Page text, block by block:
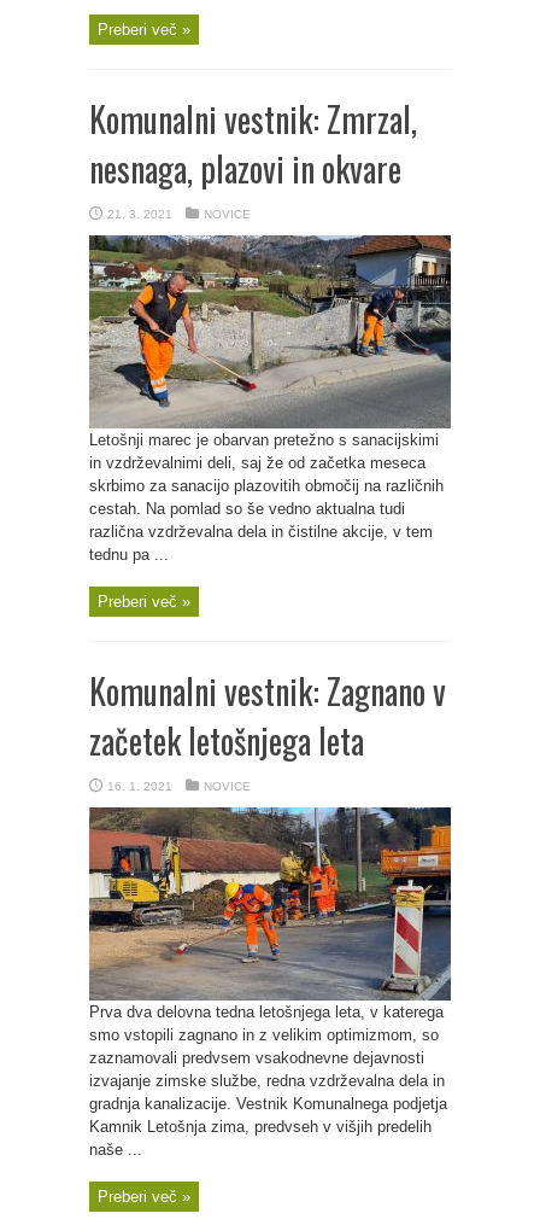
Preberi več »
Komunalni vestnik: Zmrzal,
nesnaga, plazovi in okvare
21. 3. 2021 NOVICE
Letošnji marec je obarvan pretežno s sanacijskimi
in vzdrževalnimi deli, saj že od začetka meseca
skrbimo za sanacijo plazovitih območij na različnih
cestah. Na pomlad so še vedno aktualna tudi
različna vzdrževalna dela in čistilne akcije, v tem
tednu pa ...
Preberi več »
Komunalni vestnik: Zagnano v
začetek letošnjega leta
16. 1. 2021 NOVICE
Prva dva delovna tedna letošnjega leta, v katerega
smo vstopili zagnano in z velikim optimizmom, so
zaznamovali predvsem vsakodnevne dejavnosti
izvajanje zimske službe, redna vzdrževalna dela in
gradnja kanalizacije. Vestnik Komunalnega podjetja
Kamnik Letošnja zima, predvseh v višjih predelih
naše ...
Preberi več »